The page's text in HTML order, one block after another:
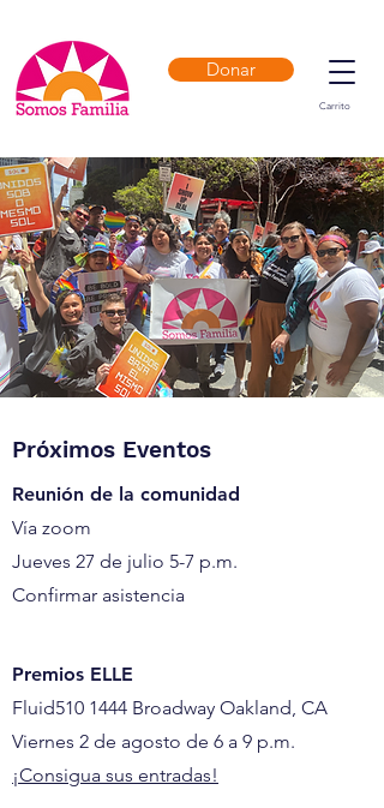
Donar
Carrito
Próximos Eventos
Reunión de la comunidad
Vía zoom
Jueves 27 de julio 5-7 p.m.
Confirmar asistencia
Premios ELLE
Fluid510 1444 Broadway Oakland, CA
Viernes 2 de agosto de 6 a 9 p.m.
¡Consigua sus entradas!